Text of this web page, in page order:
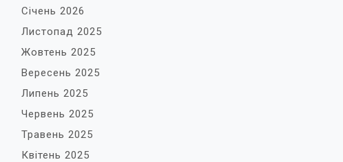
Січень 2026
Листопад 2025
Жовтень 2025
Вересень 2025
Липень 2025
Червень 2025
Травень 2025
Квітень 2025